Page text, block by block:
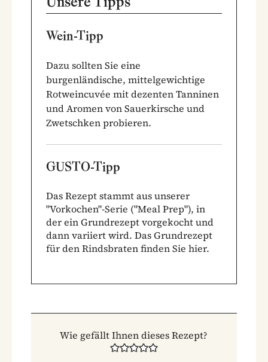
Wein-Tipp
Dazu sollten Sie eine
burgenländische, mittelgewichtige
Rotweincuvée mit dezenten Tanninen
und Aromen von Sauerkirsche und
Zwetschken probieren.
GUSTO-Tipp
Das Rezept stammt aus unserer
"Vorkochen"-Serie ("Meal Prep"), in
der ein Grundrezept vorgekocht und
dann variiert wird. Das Grundrezept
für den Rindsbraten finden Sie hier.
Wie gefällt Ihnen dieses Rezept?